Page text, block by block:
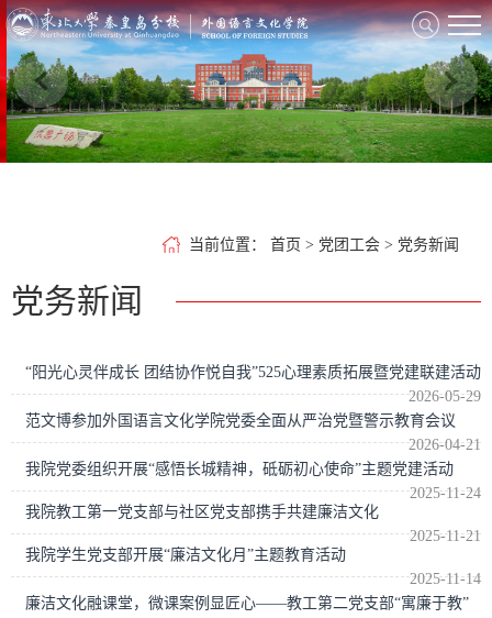
当前位置 ： 首页 > 党团工会 > 党务新闻
党务新闻
“阳光心灵伴成长 团结协作悦自我”525心理素质拓展暨党建联建活动
2026-05-29
范文博参加外国语言文化学院党委全面从严治党暨警示教育会议
2026-04-21
我院党委组织开展“感悟长城精神，砥砺初心使命”主题党建活动
2025-11-24
我院教工第一党支部与社区党支部携手共建廉洁文化
2025-11-21
我院学生党支部开展“廉洁文化月”主题教育活动
2025-11-14
廉洁文化融课堂，微课案例显匠心——教工第二党支部“寓廉于教”